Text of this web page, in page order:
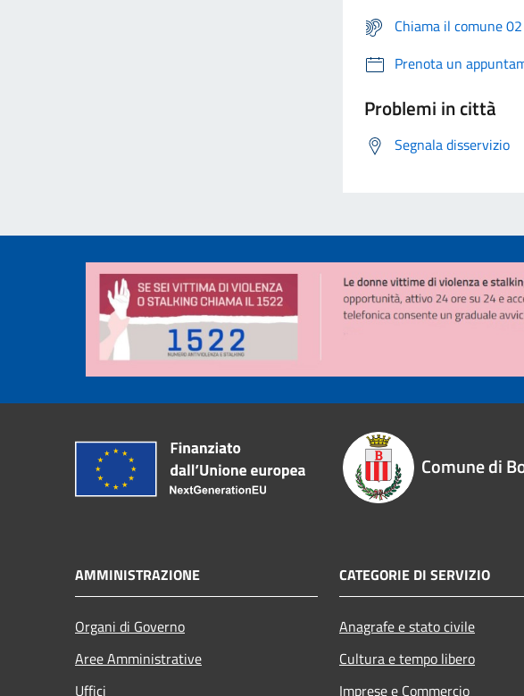
Chiama il comune
Prenota un
Problemi in città
Segnala disservizio
Comune di
AMMINISTRAZIONE
Organi di Governo
Aree Amministrative
Uffici
CATEGORIE DI SERVIZIO
Anagrafe e stato civile
Cultura e tempo libero
Imprese e Commercio